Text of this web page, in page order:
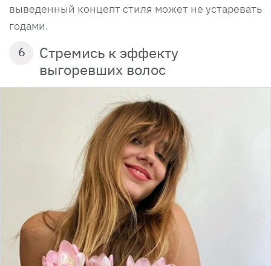
выведенный концепт стиля может не устаревать
годами.
6
Стремись к эффекту
выгоревших волос